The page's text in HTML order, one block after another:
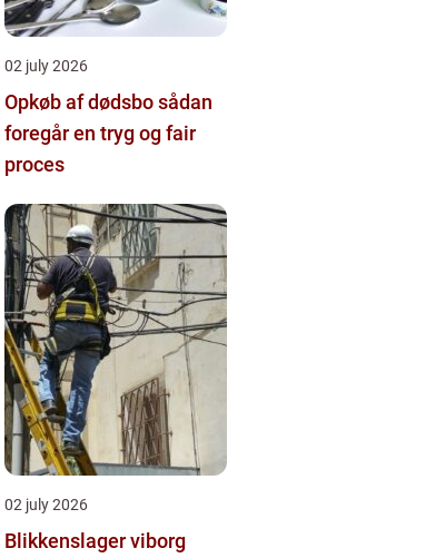
02 july 2026
Opkøb af dødsbo sådan
foregår en tryg og fair
proces
02 july 2026
Blikkenslager viborg